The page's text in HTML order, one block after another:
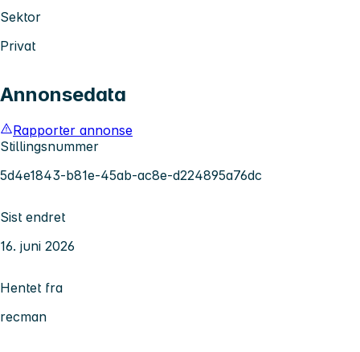
Sektor
Privat
Annonsedata
Rapporter annonse
Stillingsnummer
5d4e1843-b81e-45ab-ac8e-d224895a76dc
Sist endret
16. juni 2026
Hentet fra
recman